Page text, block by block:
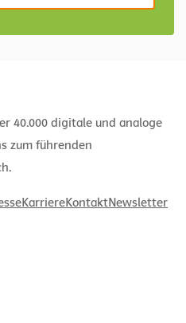
40.000 digitale und analoge
zum führenden
KarriereKontaktNewsletter